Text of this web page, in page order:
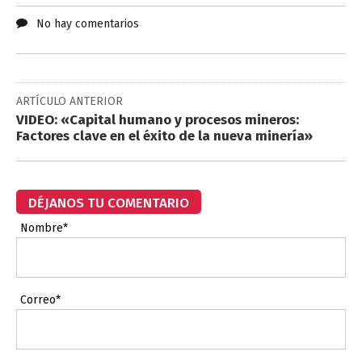
No hay comentarios
ARTÍCULO ANTERIOR
VIDEO: «Capital humano y procesos mineros:
Factores clave en el éxito de la nueva minería»
DÉJANOS TU COMENTARIO
Nombre*
Correo*